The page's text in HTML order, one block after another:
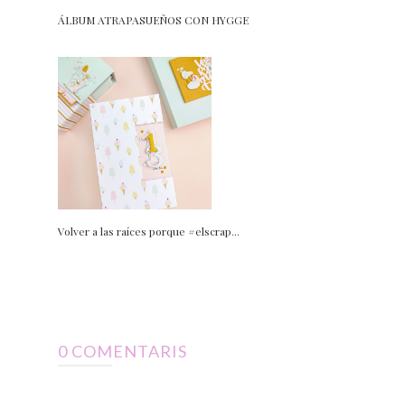
ÁLBUM ATRAPASUEÑOS CON HYGGE
Volver a las raíces porque #elscrap...
0 COMENTARIS